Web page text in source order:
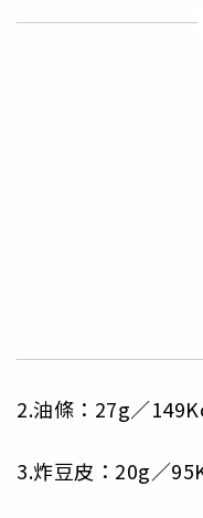
2.油條：27g／
3.炸豆皮：20g／